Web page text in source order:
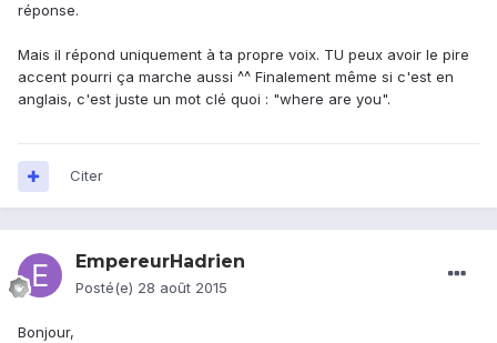
réponse.
Mais il répond uniquement à ta propre voix. TU peux avoir le pire
accent pourri ça marche aussi ^^ Finalement même si c'est en
anglais, c'est juste un mot clé quoi : "where are you".
Citer
EmpereurHadrien
Posté(e) 28 août 2015
Bonjour,